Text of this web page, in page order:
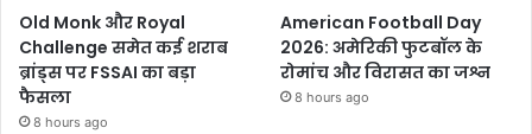
Old Monk और Royal
Challenge समेत कई शराब
ब्रांड्स पर FSSAI का बड़ा
फैसला
8 hours ago
American Football Day
2026: अमेरिकी फुटबॉल के
रोमांच और विरासत का जश्न
8 hours ago